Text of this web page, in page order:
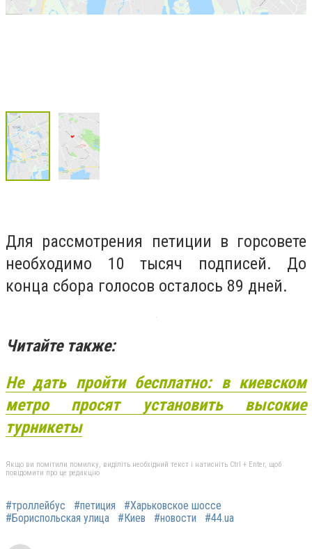
Для рассмотрения петиции в горсовете
необходимо 10 тысяч подписей. До
конца сбора голосов осталось 89 дней.
Читайте также:
Не дать пройти бесплатно: в киевском
метро просят установить высокие
турникеты
Якщо ви помітили помилку, виділіть необхідний текст і натисніть Ctrl + Enter, щоб
повідомити про це редакцію
#троллейбус #петиция
#Харьковское шоссе
#Бориспольская улица
#Киев #новости #44.ua